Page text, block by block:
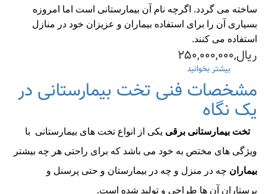
ساخته می گردد. اگرچه نام آن بیمارستانی است اما امروزه
بسیاری آن را برای استفاده بیماران و عزیزان خود در منازل
استفاده می کنند.
ریال,۲۵۰,۰۰۰,۰۰۰
بیشتر بخوانید
خرید
تخت
مشخصات فنی تخت بیمارستانی در
یک نگاه
تخت بیمارستانی برقی یکی از انواع تخت های بیمارستانی با
ویژگی های مختص به خود می باشد که برای راحتی هر چه بیشتر
بیماران چه در منزل و چه در بیمارستان و حتی پرسنل و
پرستاران آن ها طراحی و تولید شده است.